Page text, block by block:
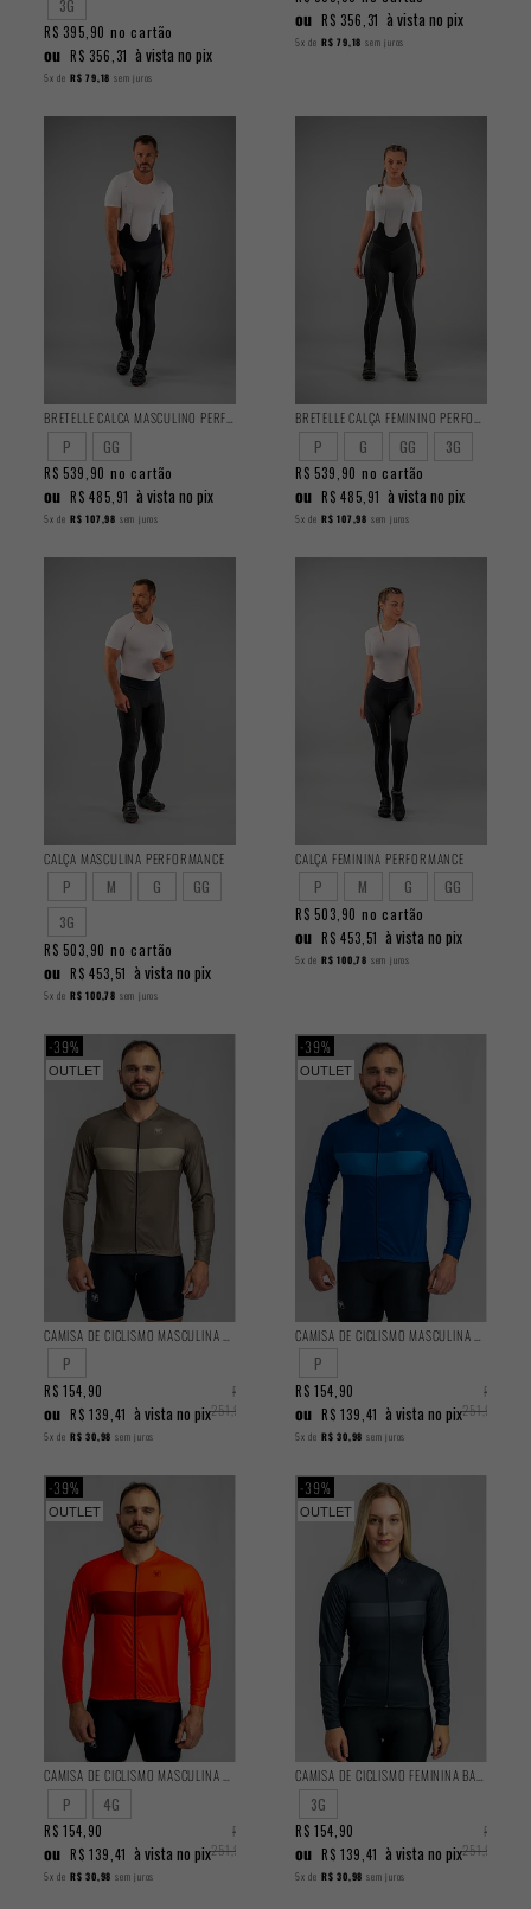
3G
R$ 395,90 no cartão
ou R$ 356,31 à vista no pix
5x de R$ 79,18 sem juros
ou R$ 356,31 à vista no pix
5x de R$ 79,18 sem juros
P GG
R$ 539,90 no cartão
ou R$ 485,91 à vista no pix
5x de R$ 107,98 sem juros
P G GG 3G
R$ 539,90 no cartão
ou R$ 485,91 à vista no pix
5x de R$ 107,98 sem juros
CALÇA MASCULINA PERFORMANCE
P M G
GG
3G
R$ 503,90 no cartão
ou R$ 453,51 à vista no pix
5x de R$ 100,78 sem juros
CALÇA FEMININA PERFORMANCE
P M G GG
R$ 503,90 no cartão
ou R$ 453,51 à vista no pix
5x de R$ 100,78 sem juros
OUTLET
39%
P
R$
251,90
R$ 154,90
ou R$ 139,41 à vista no pix
5x de R$ 30,98 sem juros
OUTLET
39%
P
R$
251,90
R$ 154,90
ou R$ 139,41 à vista no pix
5x de R$ 30,98 sem juros
OUTLET
39%
CAMISA DE CICLISMO MASCULINA BASIC MANGA LONGA DAMASCO
P 4G
R$
251,90
R$ 154,90
ou R$ 139,41 à vista no pix
5x de R$ 30,98 sem juros
OUTLET
39%
CAMISA DE CICLISMO FEMININA BASIC MANGA LONGA GRAVITY
3G
R$
251,90
R$ 154,90
ou R$ 139,41 à vista no pix
5x de R$ 30,98 sem juros